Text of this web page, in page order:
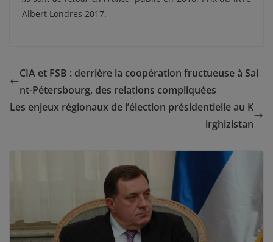
Albert Londres 2017.
CIA et FSB : derrière la coopération fructueuse à Sai
nt-Pétersbourg, des relations compliquées
Les enjeux régionaux de l’élection présidentielle au K
irghizistan